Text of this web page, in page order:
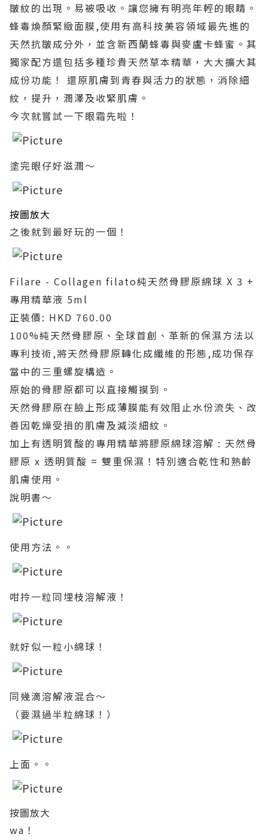
皺紋的出現。易被吸收。讓您擁有明亮年輕的眼睛。
蜂毒煥顏緊緻面膜,使用有高科技美容領域最先進的
天然抗皺成分外，並含新西蘭蜂毒與麥盧卡蜂蜜。其
獨家配方還包括多種珍貴天然草本精華，大大擴大其
成份功能！ 還原肌膚到青春與活力的狀態，消除細
紋，提升，潤澤及收緊肌膚。
今次就嘗試一下眼霜先啦！
塗完眼仔好滋潤～
按圖放大
之後就到最好玩的一個！
Filare - Collagen filato純天然骨膠原綿球 X 3 +
專用精華液 5ml
正裝價: HKD 760.00
100%純天然骨膠原、全球首創、革新的保濕方法以
專利技術,將天然骨膠原轉化成纖維的形態,成功保存
當中的三重螺旋構造。
原始的骨膠原都可以直接觸摸到。
天然骨膠原在臉上形成薄膜能有效阻止水份流失、改
善因乾燥受損的肌膚及減淡細紋。
加上有透明質酸的專用精華將膠原綿球溶解 : 天然骨
膠原 x 透明質酸 = 雙重保濕！特別適合乾性和熟齡
肌膚使用。
說明書～
使用方法。。
咁拎一粒同埋枝溶解液！
就好似一粒小綿球！
同幾滴溶解液混合～
（要濕過半粒綿球！）
上面。。
按圖放大
wa！